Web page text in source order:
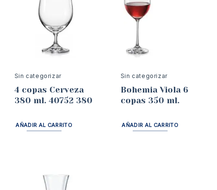
Sin categorizar
4 copas Cerveza
380 ml. 40752 380
AÑADIR AL CARRITO
Sin categorizar
Bohemia Viola 6
copas 350 ml.
AÑADIR AL CARRITO